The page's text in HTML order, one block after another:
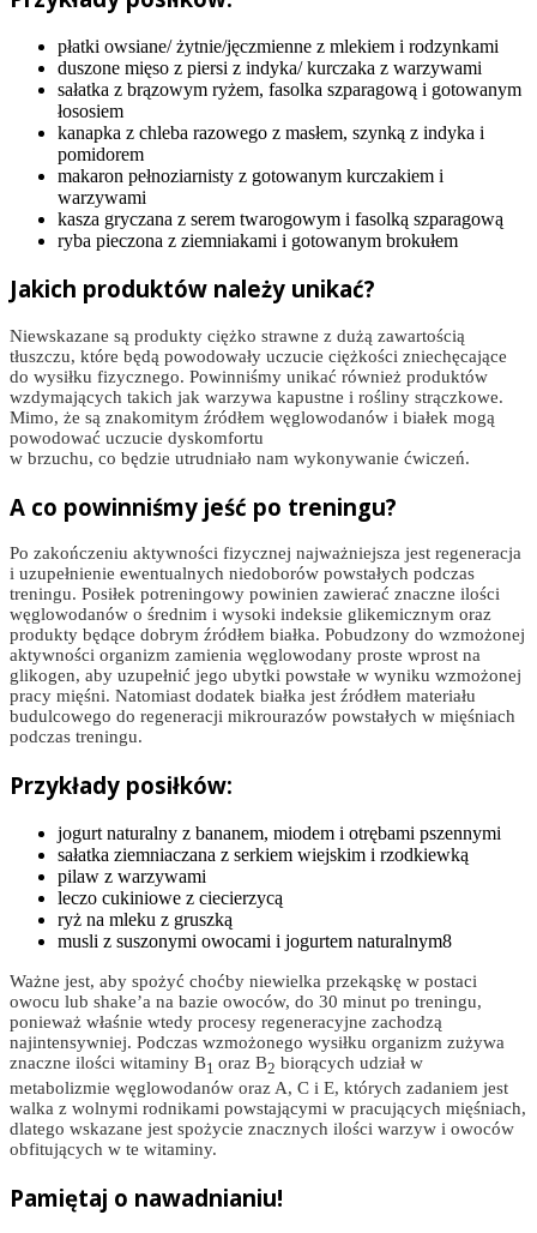
płatki owsiane/ żytnie/jęczmienne z mlekiem i rodzynkami
duszone mięso z piersi z indyka/ kurczaka z warzywami
sałatka z brązowym ryżem, fasolka szparagową i gotowanym
łososiem
kanapka z chleba razowego z masłem, szynką z indyka i
pomidorem
makaron pełnoziarnisty z gotowanym kurczakiem i
warzywami
kasza gryczana z serem twarogowym i fasolką szparagową
ryba pieczona z ziemniakami i gotowanym brokułem
Jakich produktów należy unikać?
Niewskazane są produkty ciężko strawne z dużą zawartością
tłuszczu, które będą powodowały uczucie ciężkości zniechęcające
do wysiłku fizycznego. Powinniśmy unikać również produktów
wzdymających takich jak warzywa kapustne i rośliny strączkowe.
Mimo, że są znakomitym źródłem węglowodanów i białek mogą
powodować uczucie dyskomfortu
w brzuchu, co będzie utrudniało nam wykonywanie ćwiczeń.
A co powinniśmy jeść po treningu?
Po zakończeniu aktywności fizycznej najważniejsza jest regeneracja
i uzupełnienie ewentualnych niedoborów powstałych podczas
treningu. Posiłek potreningowy powinien zawierać znaczne ilości
węglowodanów o średnim i wysoki indeksie glikemicznym oraz
produkty będące dobrym źródłem białka. Pobudzony do wzmożonej
aktywności organizm zamienia węglowodany proste wprost na
glikogen, aby uzupełnić jego ubytki powstałe w wyniku wzmożonej
pracy mięśni. Natomiast dodatek białka jest źródłem materiału
budulcowego do regeneracji mikrourazów powstałych w mięśniach
podczas treningu.
Przykłady posiłków:
jogurt naturalny z bananem, miodem i otrębami pszennymi
sałatka ziemniaczana z serkiem wiejskim i rzodkiewką
pilaw z warzywami
leczo cukiniowe z ciecierzycą
ryż na mleku z gruszką
musli z suszonymi owocami i jogurtem naturalnym8
Ważne jest, aby spożyć choćby niewielka przekąskę w postaci
owocu lub shake’a na bazie owoców, do 30 minut po treningu,
ponieważ właśnie wtedy procesy regeneracyjne zachodzą
najintensywniej. Podczas wzmożonego wysiłku organizm zużywa
znaczne ilości witaminy B1 oraz B2 biorących udział w
metabolizmie węglowodanów oraz A, C i E, których zadaniem jest
walka z wolnymi rodnikami powstającymi w pracujących mięśniach,
dlatego wskazane jest spożycie znacznych ilości warzyw i owoców
obfitujących w te witaminy.
Pamiętaj o nawadnianiu!